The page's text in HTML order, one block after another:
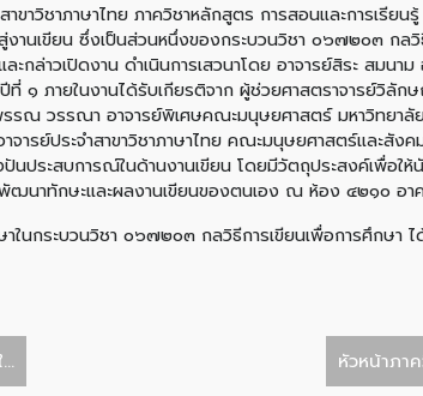
าวิชาภาษาไทย ภาควิชาหลักสูตร การสอนและการเรีย
านเขียน ซึ่งเป็นส่วนหนึ่งของกระบวนวิชา ๐๖๗๒๐๓ กล
ล่าวเปิดงาน ดำเนินการเสวนาโดย อาจารย์สิระ สมนา
ที่ ๑ ภายในงานได้รับเกียรติจาก ผู้ช่วยศาสตราจารย์วิลั
รณ วรรณา อาจารย์พิเศษคณะมนุษยศาสตร์ มหาวิทยาลั
รย์ประจำสาขาวิชาภาษาไทย คณะมนุษยศาสตร์และสังค
ประสบการณ์ในด้านงานเขียน โดยมีวัตถุประสงค์เพื่อให้
พัฒนาทักษะและผลงานเขียนของตนเอง ณ ห้อง ๔๒๑๐ อ
ในกระบวนวิชา ๐๖๗๒๐๓ กลวิธีการเขียนเพื่อการศึกษา
หัวหน้าภา